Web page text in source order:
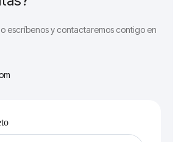
escríbenos y contactaremos contigo en